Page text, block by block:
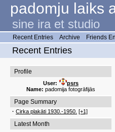
padomju laiks
sine ira et studio
Recent Entries Archive Friends
Recent Entries
Profile
User:
psrs
Name: padomija fotogrāfijās
Page Summary
· Cirka plakāti 1930.-1950. [+1]
Latest Month